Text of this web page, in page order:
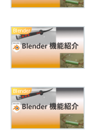
Blender
Blender